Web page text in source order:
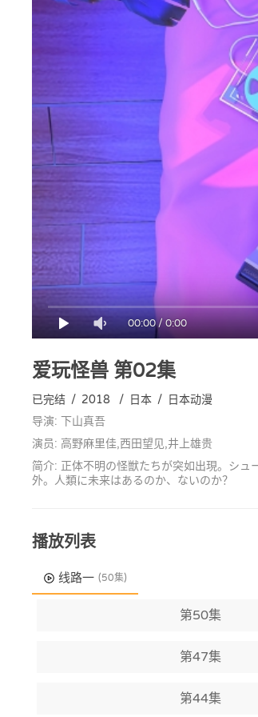
00:00/0:00
爱玩怪兽 第02集
已完结 / 2018 / 日本 / 日本动漫
导演: 下山真吾
演员: 高野麻里佳,西田望见,井上雄贵
简介: 正体不明の怪獣たちが突如出現。シュ
外。人類に未来はあるのか、ないのか？
播放列表
线路一 (50集)
第50集
第47集
第44集